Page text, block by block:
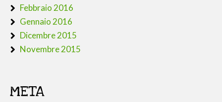
Febbraio 2016
Gennaio 2016
Dicembre 2015
Novembre 2015
META